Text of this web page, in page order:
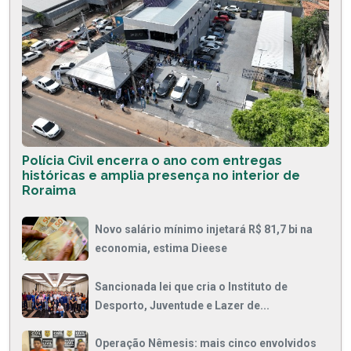
Polícia Civil encerra o ano com entregas
históricas e amplia presença no interior de
Roraima
Novo salário mínimo injetará R$ 81,7 bi na
economia, estima Dieese
Sancionada lei que cria o Instituto de
Desporto, Juventude e Lazer de...
Operação Nêmesis: mais cinco envolvidos